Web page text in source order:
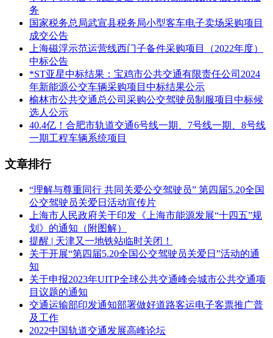
建设规模：九江红光港区铁路专用线工程自流泗站东咽喉和2
道到发线引出，内设红光港到发场和红光港站，工程范围包
括：流泗站引入工程、新建正线长 6.877km、新建红光港到发
场、红光港站及相关配套工程。
九江红光港区铁路专用线工程代建范围内的改移道路、砍伐、
挖根、改河（沟渠）、隔声窗、既有建筑物拆除后垃圾清运、
路基、桥涵、隧道及明洞、轨道、通信、信号及信息、电力、
房屋、其他运营生产设备及建筑物、大型临时设施和过渡工程
（含新建干线、临时供电、材料场、过渡工程）、安全生产
费、联调联试等相关费用、视频监控费、施工安全防护体系
费、工程保险费，具体以提供的招标图纸与工程量清单为准。
南昌铁路天河建设有限公司
中铁二十四局集团上海电务电化有限公司（联合体）
投标报价：50609.2328万元
第二名：中铁十一局集团有限公司
中铁十一局集团电务工程有限公司（联合体）
投标报价：50609.8909万元
第三名：中铁四局集团有限公司
务
国家税务总局武宣县税务局小型客车电子卖场采购项目
成交公告
上海磁浮示范运营线西门子备件采购项目（2022年度）
中标公告
*ST亚星中标结果：宝鸡市公共交通有限责任公司2024
年新能源公交车辆采购项目中标结果公示
榆林市公共交通总公司采购公交驾驶员制服项目中标候
选人公示
40.4亿！合肥市轨道交通6号线一期、7号线一期、8号线
一期工程车辆系统项目
文章排行
“理解与尊重同行 共同关爱公交驾驶员” 第四届5.20全国
公交驾驶员关爱日活动宣传片
上海市人民政府关于印发《上海市能源发展“十四五”规
划》的通知（附图解）
提醒 | 天津又一地铁站临时关闭！
关于开展“第四届5.20全国公交驾驶员关爱日”活动的通
知
关于申报2023年UITP全球公共交通峰会城市公共交通项
目议题的通知
交通运输部印发通知部署做好道路客运电子客票推广普
及工作
2022中国轨道交通发展高峰论坛